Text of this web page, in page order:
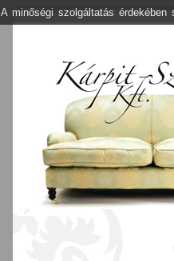
A minőségi szolgáltatás érdekében